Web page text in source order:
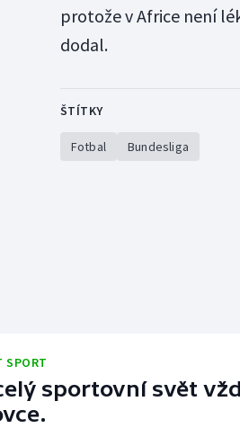
protože v Africe není
dodal.
ŠTÍTKY
Fotbal Bundesliga
SPORT
sportovní svět